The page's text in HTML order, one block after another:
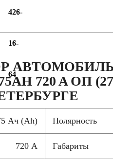
426-
16-
64
720 A ОП
Ач (Ah) Полярность
720 А Габариты